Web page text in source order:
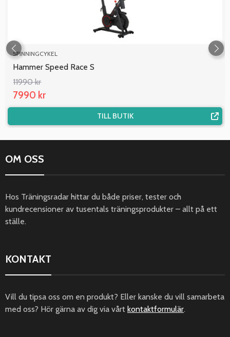
SPINNINGCYKEL
Hammer Speed Race S
11990 kr
7990 kr
TILL BUTIK
OM OSS
Hos Träningsradar hittar du både priser, tester och
kundrecensioner av tusentals träningsprodukter – allt på ett
ställe.
KONTAKT
Vill du tipsa oss om en produkt? Eller kanske du vill samarbeta
med oss? Hör gärna av dig via vårt kontaktformulär.